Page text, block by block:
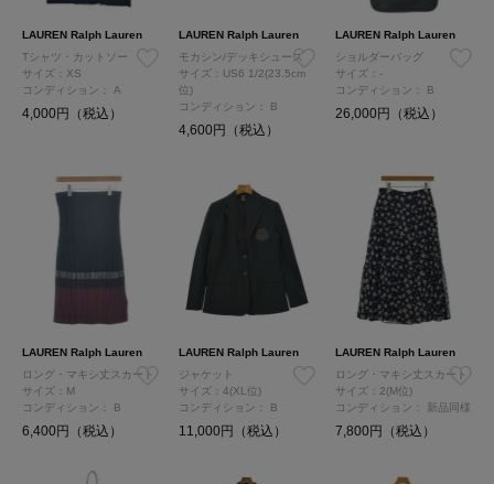
LAUREN Ralph Lauren
Tシャツ・カットソー
サイズ：XS
コンディション： A
4,000円（税込）
LAUREN Ralph Lauren
モカシン/デッキシューズ
サイズ：US6 1/2(23.5cm
位)
コンディション：
B
4,600円（税込）
LAUREN Ralph Lauren
ショルダーバッグ
サイズ：-
コンディション：
B
26,000円（税込）
LAUREN Ralph Lauren
ロング・マキシ丈スカート
サイズ：M
コンディション： B
6,400円（税込）
LAUREN Ralph Lauren
ジャケット
サイズ：4(XL位)
コンディション：
B
11,000円（税込）
LAUREN Ralph Lauren
ロング・マキシ丈スカート
サイズ：2(M位)
コンディション：
新品同様
7,800円（税込）